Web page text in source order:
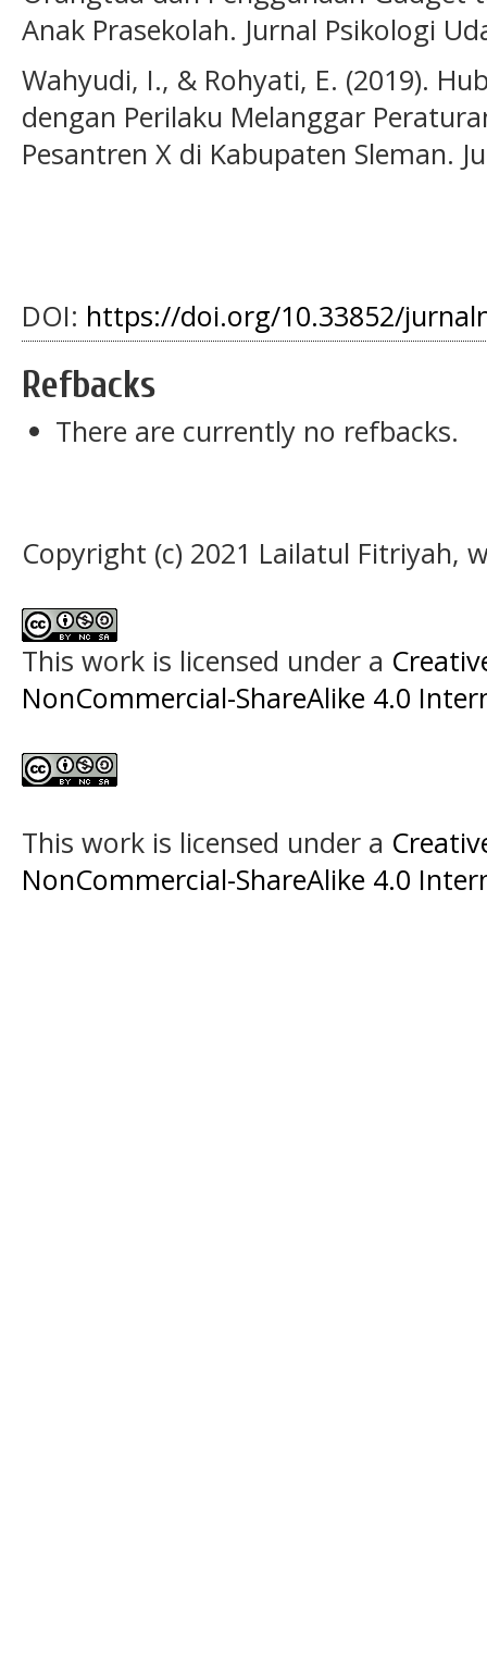
Anak Prasekolah. Jurnal Psikologi
Wahyudi, I., & Rohyati, E. (2019).
dengan Perilaku Melanggar
Pesantren X di Kabupaten Sleman.
DOI: https://doi.org/10.33852/
Refbacks
There are currently no refbacks.
Copyright (c) 2021 Lailatul Fitriyah,
This work is licensed under a
NonCommercial-ShareAlike 4.0
This work is licensed under a
NonCommercial-ShareAlike 4.0